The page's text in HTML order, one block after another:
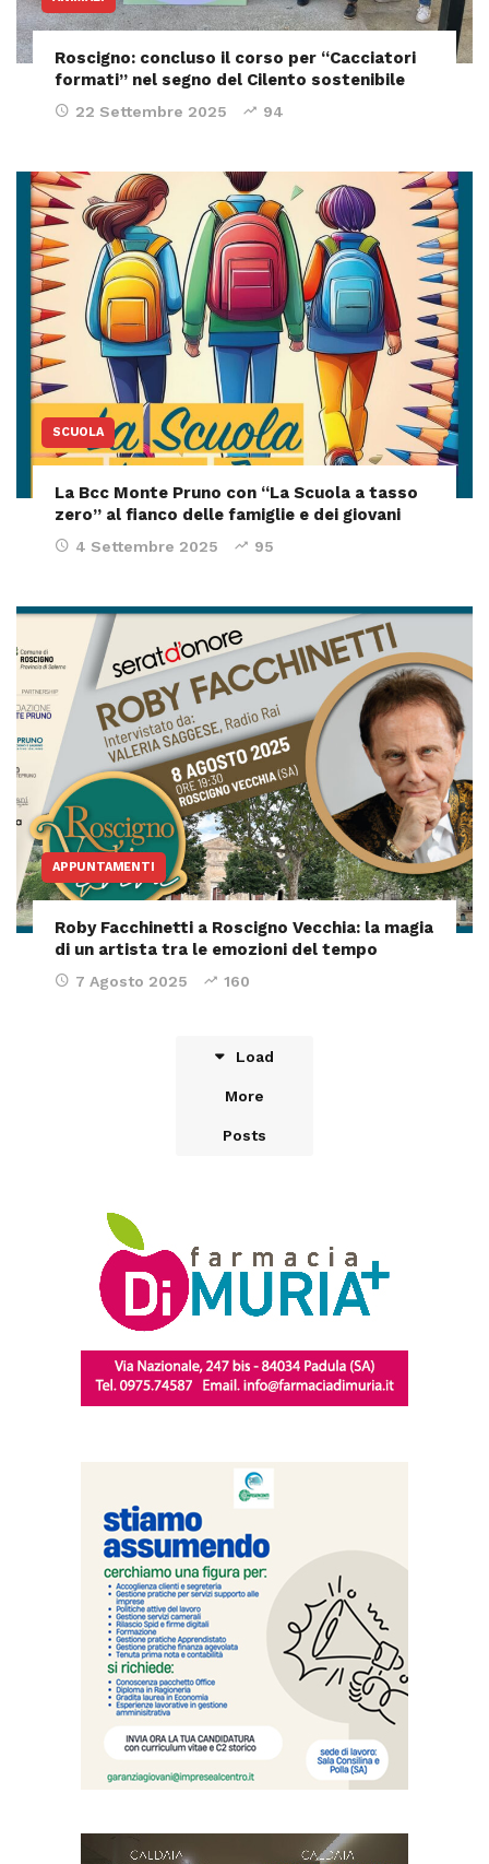
Roscigno: concluso il corso per “Cacciatori
formati” nel segno del Cilento sostenibile
22 Settembre 2025 94
SCUOLA
La Bcc Monte Pruno con “La Scuola a tasso
zero” al fianco delle famiglie e dei giovani
4 Settembre 2025 95
APPUNTAMENTI
Roby Facchinetti a Roscigno Vecchia: la magia
di un artista tra le emozioni del tempo
7 Agosto 2025 160
Load
More
Posts